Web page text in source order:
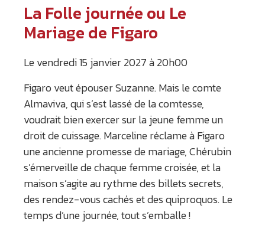
La Folle journée ou Le
Mariage de Figaro
Le vendredi 15 janvier 2027 à 20h00
Figaro veut épouser Suzanne. Mais le comte
Almaviva, qui s’est lassé de la comtesse,
voudrait bien exercer sur la jeune femme un
droit de cuissage. Marceline réclame à Figaro
une ancienne promesse de mariage, Chérubin
s’émerveille de chaque femme croisée, et la
maison s’agite au rythme des billets secrets,
des rendez-vous cachés et des quiproquos. Le
temps d’une journée, tout s’emballe !